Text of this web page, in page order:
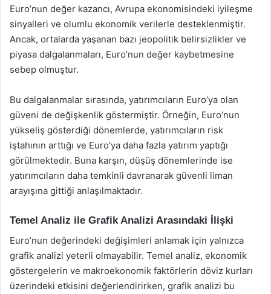
Euro’nun değer kazancı, Avrupa ekonomisindeki iyileşme
sinyalleri ve olumlu ekonomik verilerle desteklenmiştir.
Ancak, ortalarda yaşanan bazı jeopolitik belirsizlikler ve
piyasa dalgalanmaları, Euro’nun değer kaybetmesine
sebep olmuştur.
Bu dalgalanmalar sırasında, yatırımcıların Euro’ya olan
güveni de değişkenlik göstermiştir. Örneğin, Euro’nun
yükseliş gösterdiği dönemlerde, yatırımcıların risk
iştahının arttığı ve Euro’ya daha fazla yatırım yaptığı
görülmektedir. Buna karşın, düşüş dönemlerinde ise
yatırımcıların daha temkinli davranarak güvenli liman
arayışına gittiği anlaşılmaktadır.
Temel Analiz ile Grafik Analizi Arasındaki İlişki
Euro’nun değerindeki değişimleri anlamak için yalnızca
grafik analizi yeterli olmayabilir. Temel analiz, ekonomik
göstergelerin ve makroekonomik faktörlerin döviz kurları
üzerindeki etkisini değerlendirirken, grafik analizi bu